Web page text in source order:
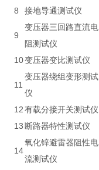
8
接地导通测试仪
9
变压器三回路直流电
阻测试仪
10变压器变比测试仪
11
变压器绕组变形测试
仪
12有载分接开关测试仪
13 断路器特性测试仪
14
氧化锌避雷器阻性电
流测试仪